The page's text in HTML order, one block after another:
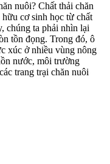
nuôi? Chất thải chăn
hữu cơ sinh học từ chất
chúng ta phải nhìn lại
tồn đọng. Trong đó, ô
xúc ở nhiều vùng nông
nước, môi trường
trang trại chăn nuôi